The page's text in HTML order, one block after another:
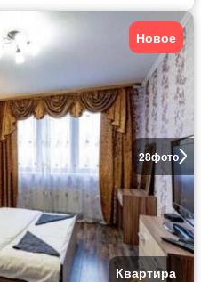
28фото
Новое
Квартира